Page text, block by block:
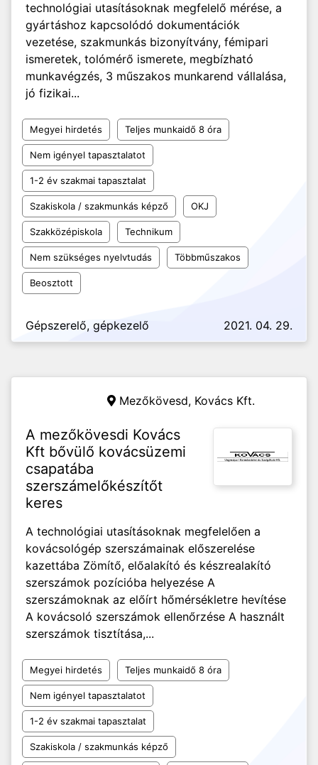
technológiai utasításoknak megfelelő mérése, a
gyártáshoz kapcsolódó dokumentációk
vezetése, szakmunkás bizonyítvány, fémipari
ismeretek, tolómérő ismerete, megbízható
munkavégzés, 3 műszakos munkarend vállalása,
jó fizikai...
Megyei hirdetés Teljes munkaidő 8 óra
Nem igényel tapasztalatot
1-2 év szakmai tapasztalat
Szakiskola / szakmunkás képző OKJ
Szakközépiskola Technikum
Nem szükséges nyelvtudás Többműszakos
Beosztott
Gépszerelő, gépkezelő 2021. 04. 29.
Mezőkövesd, Kovács Kft.
A mezőkövesdi Kovács
Kft bővülő kovácsüzemi
csapatába
szerszámelőkészítőt
keres
A technológiai utasításoknak megfelelően a
kovácsológép szerszámainak előszerelése
kazettába Zömítő, előalakító és készrealakító
szerszámok pozícióba helyezése A
szerszámoknak az előírt hőmérsékletre hevítése
A kovácsoló szerszámok ellenőrzése A használt
szerszámok tisztítása,...
Megyei hirdetés Teljes munkaidő 8 óra
Nem igényel tapasztalatot
1-2 év szakmai tapasztalat
Szakiskola / szakmunkás képző